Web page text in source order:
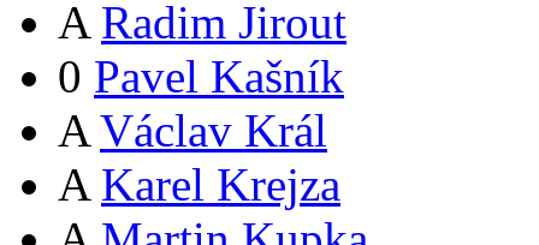
A Radim Jirout
0 Pavel Kašník
A Václav Král
A Karel Krejza